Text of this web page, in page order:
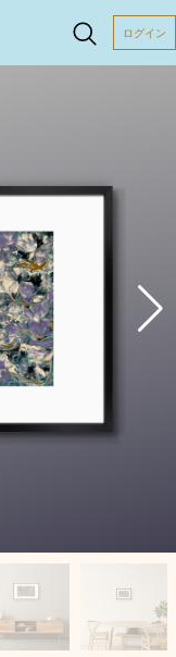
ログイン